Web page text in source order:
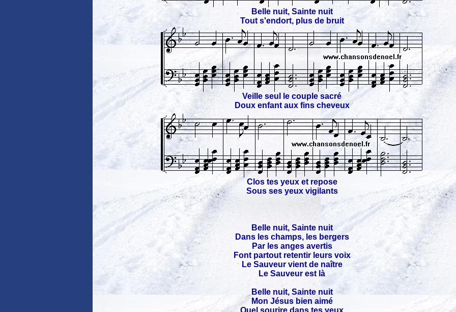
Belle nuit, Sainte nuit
Tout s'endort, plus de bruit
Veille seul le couple sacré
Doux enfant aux fins cheveux
Clos tes yeux et repose
Sous ses yeux vigilants
Belle nuit, Sainte nuit
Dans les champs, les bergers
Par les anges avertis
Font partout retentir leurs voix
Le Sauveur vient de naître
Le Sauveur est là
Belle nuit, Sainte nuit
Mon Jésus bien aimé
Quel sourire dans tes yeux